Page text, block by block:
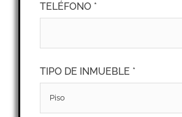
TELÉFONO *
TIPO DE INMUEBLE *